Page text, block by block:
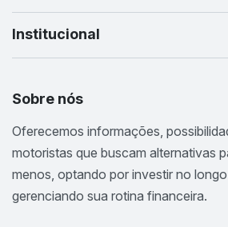
Institucional
Sobre nós
Oferecemos informações,
motoristas que buscam alternativas
menos, optando por investir no
gerenciando sua rotina financeira.